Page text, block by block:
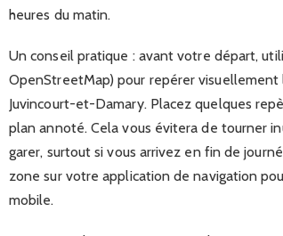
heures du matin.
Un conseil pratique : avant votre départ,
OpenStreetMap) pour repérer
Juvincourt-et-Damary. Placez quelques
plan annoté. Cela vous évitera de tourner
garer, surtout si vous arrivez en fin de
zone sur votre application de navigation
mobile.